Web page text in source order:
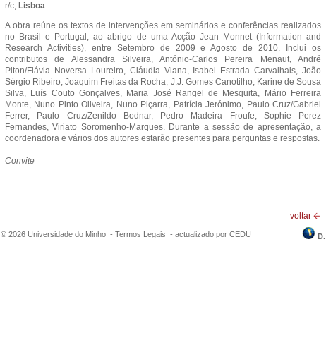
r/c, Lisboa.
A obra reúne os textos de intervenções em seminários e conferências realizados
no Brasil e Portugal, ao abrigo de uma Acção Jean Monnet (Information and
Research Activities), entre Setembro de 2009 e Agosto de 2010. Inclui os
contributos de Alessandra Silveira, António-Carlos Pereira Menaut, André
Piton/Flávia Noversa Loureiro, Cláudia Viana, Isabel Estrada Carvalhais, João
Sérgio Ribeiro, Joaquim Freitas da Rocha, J.J. Gomes Canotilho, Karine de Sousa
Silva, Luís Couto Gonçalves, Maria José Rangel de Mesquita, Mário Ferreira
Monte, Nuno Pinto Oliveira, Nuno Piçarra, Patrícia Jerónimo, Paulo Cruz/Gabriel
Ferrer, Paulo Cruz/Zenildo Bodnar, Pedro Madeira Froufe, Sophie Perez
Fernandes, Viriato Soromenho-Marques. Durante a sessão de apresentação, a
coordenadora e vários dos autores estarão presentes para perguntas e respostas.
Convite
voltar
© 2026 Universidade do Minho - Termos Legais - actualizado por CEDU D.